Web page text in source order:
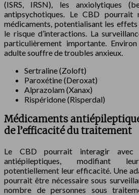
(ISRS, IRSN), les anxiolytiques
antipsychotiques. Le CBD pourrait
médicaments, potentialisant les
le risque d’interactions. La
particulièrement importante.
adulte souffre de troubles anxieux.
Sertraline (Zoloft)
Paroxétine (Deroxat)
Alprazolam (Xanax)
Rispéridone (Risperdal)
Médicaments
de l’efficacité du traitement
Le CBD pourrait interagir avec
antiépileptiques, modifiant
potentiellement leur efficacité. Une
pourrait être nécessaire sous
nombre de personnes sous